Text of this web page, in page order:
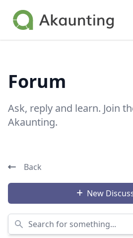
Akaunting
Forum
Ask, reply and learn. Join
Akaunting.
Back
New
Search for something...